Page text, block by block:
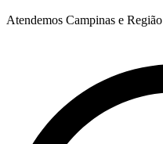
Atendemos Campinas e Região